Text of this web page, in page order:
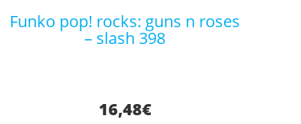
funko pop! rocks: guns n roses
– slash 398
16,48€